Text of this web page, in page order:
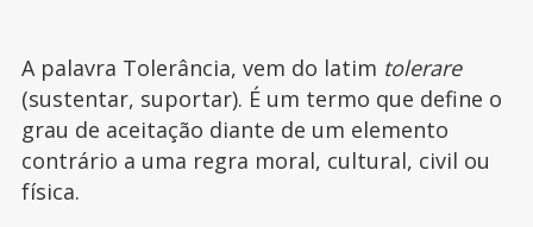
A palavra Tolerância, vem do latim tolerare
(sustentar, suportar). É um termo que define o
grau de aceitação diante de um elemento
contrário a uma regra moral, cultural, civil ou
física.